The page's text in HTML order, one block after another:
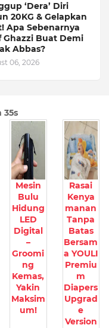
‘Dera’ Diri
20KG & Gelapkan
Apa Sebenarnya
Ghazzi Buat Demi
Abbas?
06, 2026
34s
Mesin
Bulu
Hidung
LED
Digital
–
Groomi
ng
Kemas,
Yakin
Maksim
um!
Rasai
Kenya
manan
Tanpa
Batas
Bersam
a YOULI
Premiu
m
Diapers
Upgrad
e
Version